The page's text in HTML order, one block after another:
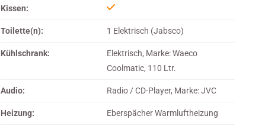
Kissen:
Toilette(n): 1 Elektrisch (Jabsco)
Kühlschrank:
Elektrisch, Marke: Waeco
Coolmatic, 110 Ltr.
Audio: Radio / CD-Player, Marke: JVC
Heizung: Eberspächer Warmluftheizung